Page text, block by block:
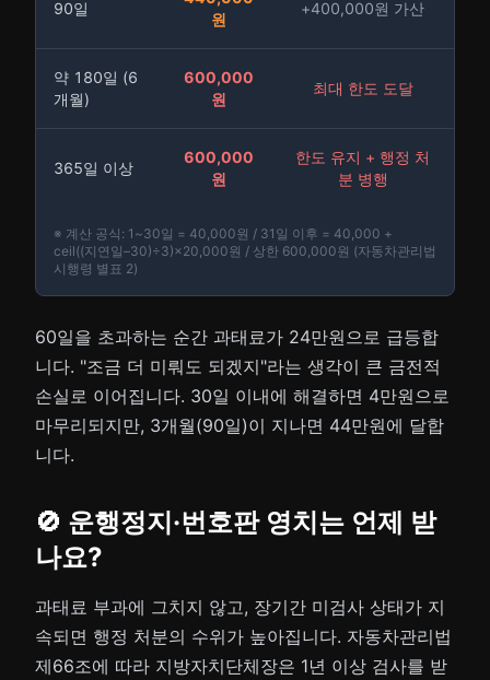
90일
원
+400,000원 가산
약 180일 (6
개월)
600,000
원
최대 한도 도달
365일 이상
600,000
원
한도 유지 + 행정 처
분 병행
※ 계산 공식: 1~30일 = 40,000원 / 31일 이후 = 40,000 +
ceil((지연일–30)÷3)×20,000원 / 상한 600,000원 (자동차관리법
시행령 별표 2)
60일을 초과하는 순간 과태료가 24만원으로 급등합
니다. "조금 더 미뤄도 되겠지"라는 생각이 큰 금전적
손실로 이어집니다. 30일 이내에 해결하면 4만원으로
마무리되지만, 3개월(90일)이 지나면 44만원에 달합
니다.
🚫 운행정지·번호판 영치는 언제 받
나요?
과태료 부과에 그치지 않고, 장기간 미검사 상태가 지
속되면 행정 처분의 수위가 높아집니다. 자동차관리법
제66조에 따라 지방자치단체장은 1년 이상 검사를 받